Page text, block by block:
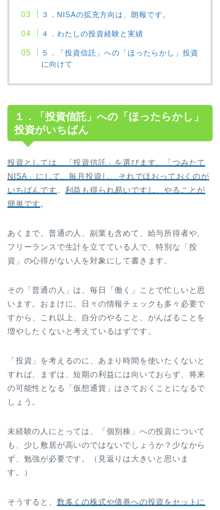
３．NISAの拡充方向は、朗報です。
４．わたしの投資経験と実績
５．「投資信託」への「ほったらかし」投資
に向けて
１．「投資信託」への「ほったらかし」
投資がいちばん
投資としては、「投資信託」を選びます。「つみたて
NISA」にして、毎月投資し、それでほおっておくのが
いちばんです 。 利益も得られ易いですし、やることが
簡単です 。
あくまで、普通の人、副業も含めて、給与所得者や、
フリーランスで生計を立てている人で、特別な「投
資」の心得がない人を対象にして書きます。
その「普通の人」は、毎日「働く」ことで忙しいと思
います。おまけに、日々の情報チェックも多々必要で
すから、これ以上、自分のやること、がんばることを
増やしたくないと考えているはずです。
「投資」を考えるのに、あまり時間を使いたくないと
すれば、まずは、短期の利益には向いておらず、将来
の可能性となる「仮想通貨」はさておくことになるで
しょう。
未経験の人にとっては、「個別株」への投資について
も、少し敷居が高いのではないでしょうか？少なから
ず、勉強が必要です。（見返りは大きいと思いま
す。）
そうすると、 数多くの株式や債券への投資をセットに